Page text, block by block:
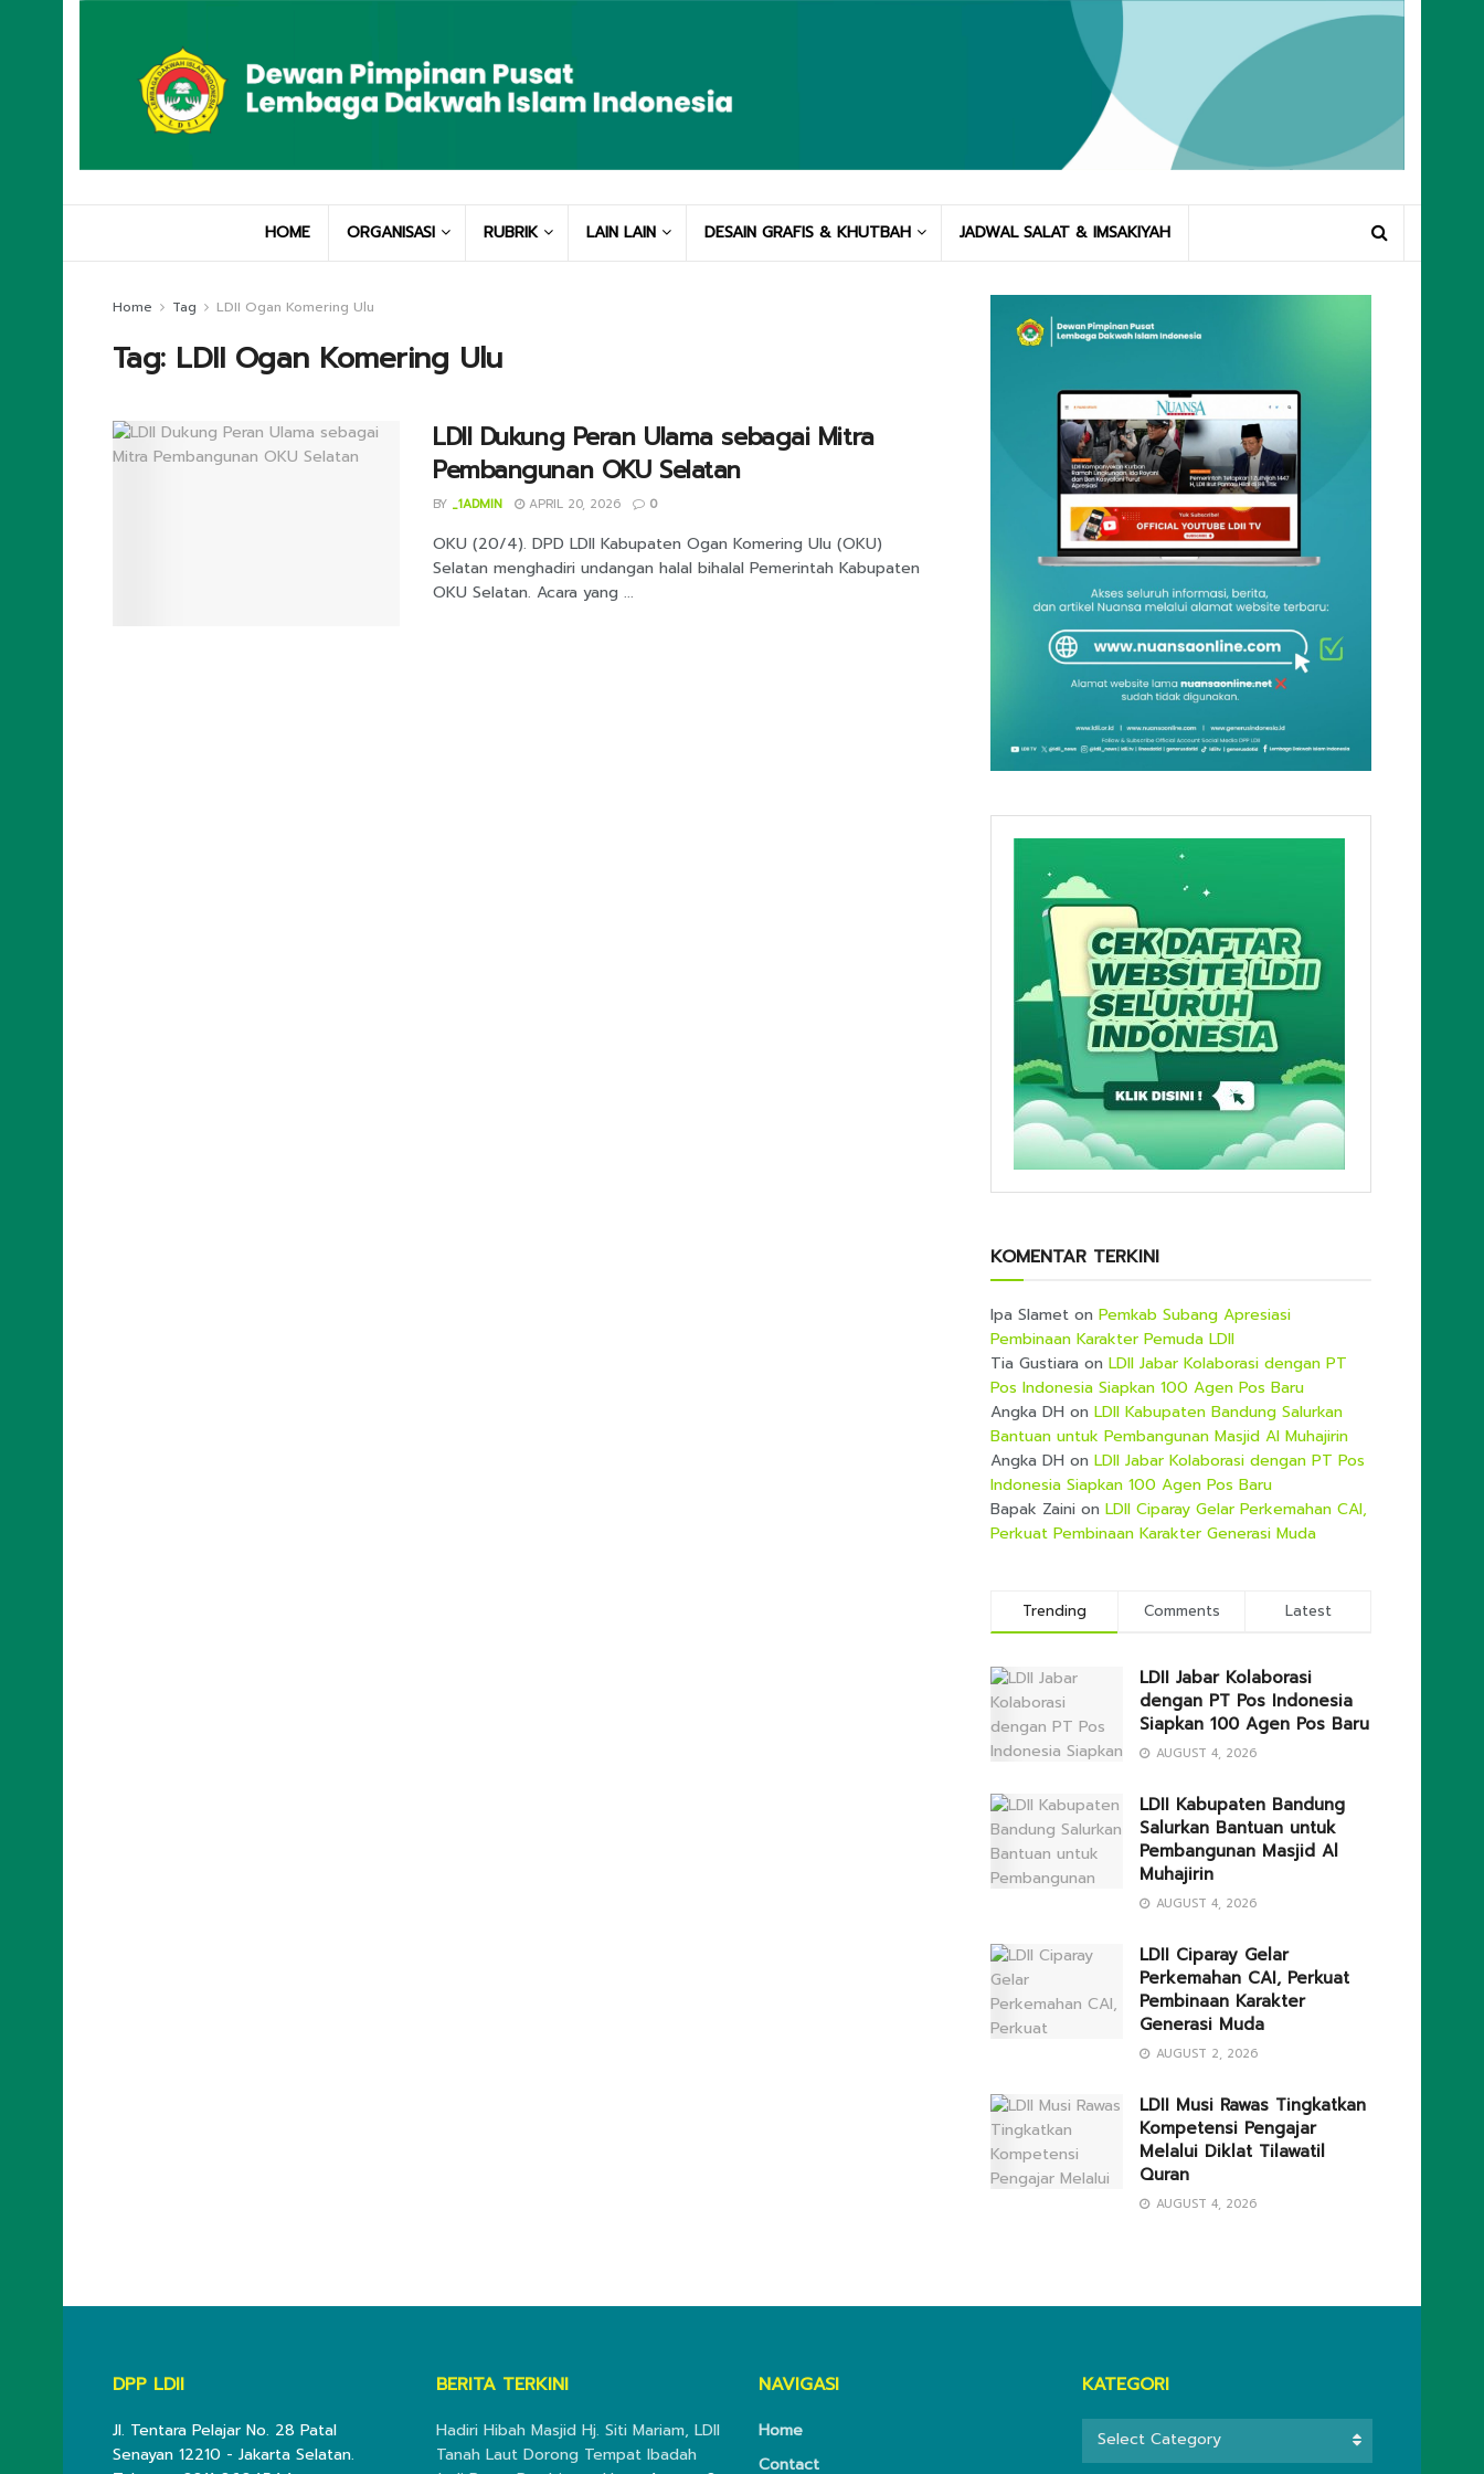
HOME ORGANISASI RUBRIK LAIN LAIN DESAIN GRAFIS & KHUTBAH JADWAL SALAT & IMSAKIYAH
Home Tag LDII Ogan Komering Ulu
Tag: LDII Ogan Komering Ulu
LDII Dukung Peran Ulama sebagai Mitra
Pembangunan OKU Selatan
BY _1ADMIN APRIL 20, 2026 0
OKU (20/4). DPD LDII Kabupaten Ogan Komering Ulu (OKU)
Selatan menghadiri undangan halal bihalal Pemerintah Kabupaten
OKU Selatan. Acara yang ...
KOMENTAR TERKINI
Ipa Slamet on Pemkab Subang Apresiasi
Pembinaan Karakter Pemuda LDII
Tia Gustiara on LDII Jabar Kolaborasi dengan PT
Pos Indonesia Siapkan 100 Agen Pos Baru
Angka DH on LDII Kabupaten Bandung Salurkan
Bantuan untuk Pembangunan Masjid Al Muhajirin
Angka DH on LDII Jabar Kolaborasi dengan PT Pos
Indonesia Siapkan 100 Agen Pos Baru
Bapak Zaini on LDII Ciparay Gelar Perkemahan CAI,
Perkuat Pembinaan Karakter Generasi Muda
Trending Comments Latest
LDII Jabar Kolaborasi
dengan PT Pos Indonesia
Siapkan 100 Agen Pos Baru
AUGUST 4, 2026
LDII Kabupaten Bandung
Salurkan Bantuan untuk
Pembangunan Masjid Al
Muhajirin
AUGUST 4, 2026
LDII Ciparay Gelar
Perkemahan CAI, Perkuat
Pembinaan Karakter
Generasi Muda
AUGUST 2, 2026
LDII Musi Rawas Tingkatkan
Kompetensi Pengajar
Melalui Diklat Tilawatil
Quran
AUGUST 4, 2026
DPP LDII
Jl. Tentara Pelajar No. 28 Patal
Senayan 12210 - Jakarta Selatan.
BERITA TERKINI
Hadiri Hibah Masjid Hj. Siti Mariam, LDII
Tanah Laut Dorong Tempat Ibadah
NAVIGASI
Home
Contact
KATEGORI
KATEGORI
Select Category